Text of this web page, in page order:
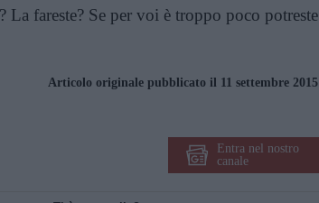
La fareste? Se per voi è troppo poco potreste
Articolo originale pubblicato il 11 settembre 2015
Entra nel nostro
canale